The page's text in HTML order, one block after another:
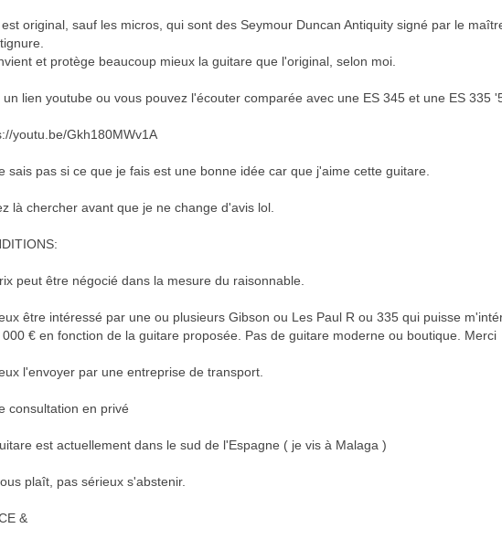
est original, sauf les micros, qui sont des Seymour Duncan Antiquity signé par le
et protège beaucoup mieux la guitare que l'original, selon moi.
un lien youtube ou vous pouvez l'écouter comparée avec une ES 345 et une ES 335
youtu.be/Gkh180MWv1A
sais pas si ce que je fais est une bonne idée car que j'aime cette guitare.
là chercher avant que je ne change d'avis lol.
peut être négocié dans la mesure du raisonnable.
être intéressé par une ou plusieurs Gibson ou Les Paul R ou 335 qui puisse
€ en fonction de la guitare proposée. Pas de guitare moderne ou boutique. Merci
l'envoyer par une entreprise de transport.
consultation en privé
est actuellement dans le sud de l'Espagne ( je vis à Malaga )
plaît, pas sérieux s'abstenir.
&